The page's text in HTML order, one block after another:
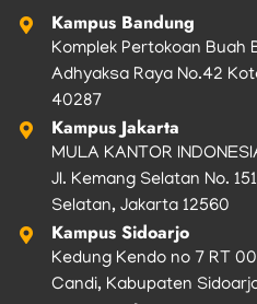
Kampus Bandung
Komplek Pertokoan Buah
Adhyaksa Raya No.42
40287
Kampus Jakarta
MULA KANTOR
Jl. Kemang Selatan No.
Selatan, Jakarta 12560
Kampus Sidoarjo
Kedung Kendo no 7 RT
Candi, Kabupaten